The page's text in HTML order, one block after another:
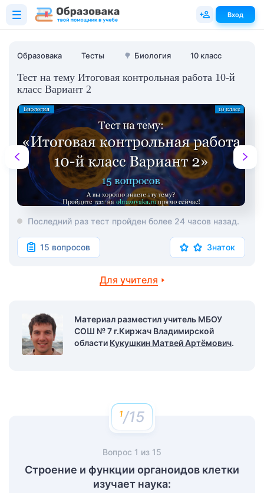
Образовака Тесты 🌳 Биология 10 класс
Тест на тему Итоговая контрольная работа 10-й
класс Вариант 2
Последний раз тест пройден более 24 часов назад.
15 вопросов Знаток
Для учителя
Материал разместил учитель МБОУ
СОШ № 7 г.Киржач Владимирской
области Кукушкин Матвей Артёмович.
/15
Вопрос 1 из 15
Строение и функции органоидов клетки
изучает наука:
Вход